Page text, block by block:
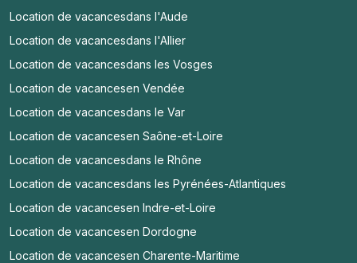
Location de vacancesdans l'Aude
Location de vacancesdans l'Allier
Location de vacancesdans les Vosges
Location de vacancesen Vendée
Location de vacancesdans le Var
Location de vacancesen Saône-et-Loire
Location de vacancesdans le Rhône
Location de vacancesdans les Pyrénées-Atlantiques
Location de vacancesen Indre-et-Loire
Location de vacancesen Dordogne
Location de vacancesen Charente-Maritime